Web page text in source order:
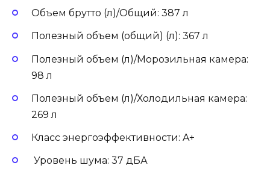
Объем брутто (л)/Общий: 387 л
Полезный объем (общий) (л): 367 л
Полезный объем (л)/Морозильная камера:
98 л
Полезный объем (л)/Холодильная камера:
269 л
Класс энергоэффективности: A+
Уровень шума: 37 дБА